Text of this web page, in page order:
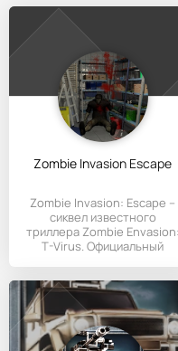
Zombie Invasion Escape
Zombie Invasion: Escape –
сиквел известного
триллера Zombie Envasion:
T-Virus. Официальный